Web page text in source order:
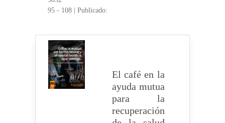
95 - 108
|Publicado:
El café en la
ayuda mutua
para la
recuperación